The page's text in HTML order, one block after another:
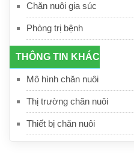
Chăn nuôi gia súc
Phòng trị bệnh
THÔNG TIN KHÁC
Mô hình chăn nuôi
Thị trường chăn nuôi
Thiết bị chăn nuôi